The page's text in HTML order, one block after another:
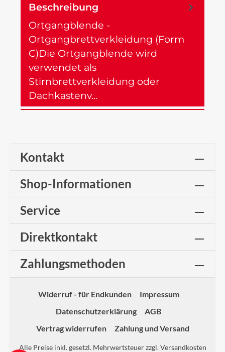
Beschreibung
Ortgangblende -
Ortgangbrettverkleidung (Form
C)Die Ortgangblende wird
verwendet als
Stirnbrettverkleidung oder
Dachkastenv…
Kontakt
Shop-Informationen
Service
Direktkontakt
Zahlungsmethoden
Widerruf - für Endkunden
Impressum
Datenschutzerklärung
AGB
Vertrag widerrufen
Zahlung und Versand
Alle Preise inkl. gesetzl. Mehrwertsteuer zzgl.Versandkosten